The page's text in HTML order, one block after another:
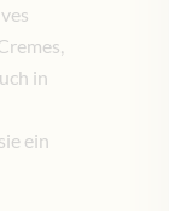
in
ein